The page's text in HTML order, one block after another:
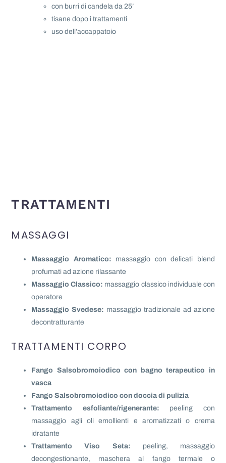
con burri di candela da 25’
tisane dopo i trattamenti
uso dell’accappatoio
TRATTAMENTI
MASSAGGI
Massaggio Aromatico: massaggio con delicati blend
profumati ad azione rilassante
Massaggio Classico: massaggio classico individuale con
operatore
Massaggio Svedese: massaggio tradizionale ad azione
decontratturante
TRATTAMENTI CORPO
Fango Salsobromoiodico con bagno terapeutico in
vasca
Fango Salsobromoiodico con doccia di pulizia
Trattamento esfoliante/rigenerante: peeling con
massaggio agli oli emollienti e aromatizzati o crema
idratante
Trattamento Viso Seta: peeling, massaggio
decongestionante, maschera al fango termale o